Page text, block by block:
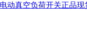
动真空负荷开关正品现